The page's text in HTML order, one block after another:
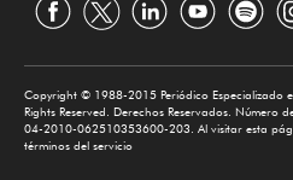
Copyright © 1988-2015 Periódico Especializado
Rights Reserved. Derechos Reservados. Número
04-2010-062510353600-203. Al visitar esta
términos del servicio